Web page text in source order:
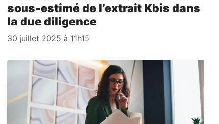
sous-estimé de l’extrait Kbis dans
la due diligence
30 juillet 2025 à 11h15